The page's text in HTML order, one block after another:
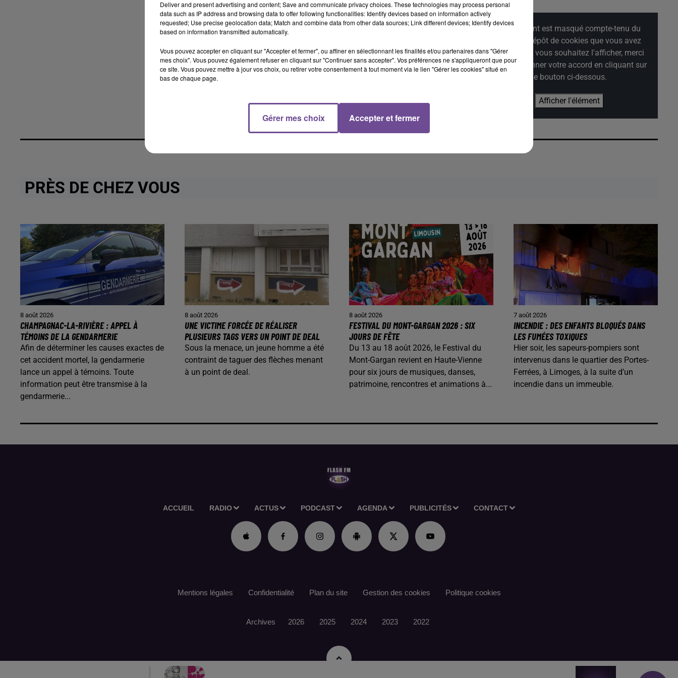
Cet élément est masqué compte-tenu du
refus du dépôt de cookies que vous avez
exprimé. Si vous souhaitez l'afficher, merci
de nous donner votre accord en cliquant sur
le bouton ci-dessous.
Afficher l'élément
PRÈS DE CHEZ VOUS
8 août 2026
CHAMPAGNAC-LA-RIVIÈRE : APPEL À
TÉMOINS DE LA GENDARMERIE
Afin de déterminer les causes exactes de
cet accident mortel, la gendarmerie
lance un appel à témoins. Toute
information peut être transmise à la
gendarmerie...
8 août 2026
UNE VICTIME FORCÉE DE RÉALISER
PLUSIEURS TAGS VERS UN POINT DE DEAL
Sous la menace, un jeune homme a été
contraint de taguer des flèches menant
à un point de deal.
8 août 2026
FESTIVAL DU MONT-GARGAN 2026 : SIX
JOURS DE FÊTE
Du 13 au 18 août 2026, le Festival du
Mont-Gargan revient en Haute-Vienne
pour six jours de musiques, danses,
patrimoine, rencontres et animations à...
7 août 2026
INCENDIE : DES ENFANTS BLOQUÉS DANS
LES FUMÉES TOXIQUES
Hier soir, les sapeurs-pompiers sont
intervenus dans le quartier des Portes-
Ferrées, à Limoges, à la suite d’un
incendie dans un immeuble.
ACCUEIL RADIO ACTUS PODCAST AGENDA PUBLICITÉS CONTACT
Mentions légales Confidentialité Plan du site Gestion des cookies Politique cookies
Archives 2026 2025 2024 2023 2022
Deliver and present advertising and content; Save and communicate privacy choices. These technologies may process personal
data such as IP address and browsing data to offer following functionalities: Identify devices based on information actively
requested; Use precise geolocation data; Match and combine data from other data sources; Link different devices; Identify devices
based on information transmitted automatically.
Vous pouvez accepter en cliquant sur "Accepter et fermer", ou affiner en sélectionnant les finalités et/ou partenaires dans "Gérer
mes choix". Vous pouvez également refuser en cliquant sur "Continuer sans accepter". Vos préférences ne s'appliqueront que pour
ce site. Vous pouvez mettre à jour vos choix, ou retirer votre consentement à tout moment via le lien "Gérer les cookies" situé en
bas de chaque page.
Gérer mes choix Accepter et fermer